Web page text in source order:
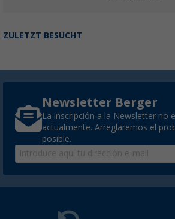
ZULETZT BESUCHT
Newsletter Berger
La inscripción a la Newsletter no
actualmente. Arreglaremos el
posible.